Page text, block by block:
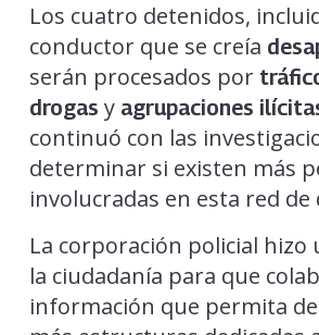
Los cuatro detenidos,
conductor que se creía
serán procesados por
drogas y agrupaciones
continuó con las
determinar si existen más
involucradas en esta red
La corporación policial hizo
la ciudadanía para que
información que permita